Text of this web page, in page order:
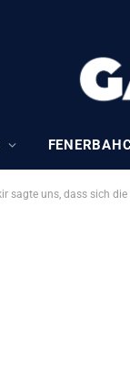
sagte uns, dass sich die